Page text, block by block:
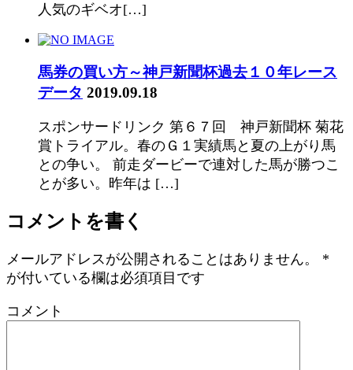
人気のギベオ[…]
馬券の買い方～神戸新聞杯過去１０年レース
データ 2019.09.18
スポンサードリンク 第６７回 神戸新聞杯 菊花
賞トライアル。春のＧ１実績馬と夏の上がり馬
との争い。 前走ダービーで連対した馬が勝つこ
とが多い。昨年は […]
コメントを書く
メールアドレスが公開されることはありません。
*
が付いている欄は必須項目です
コメント